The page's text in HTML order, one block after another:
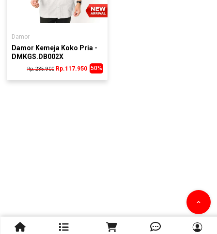
Damor
Damor Kemeja Koko Pria -
DMKGS.DB002X
Rp. 235.900 50%
Rp.117.950
  